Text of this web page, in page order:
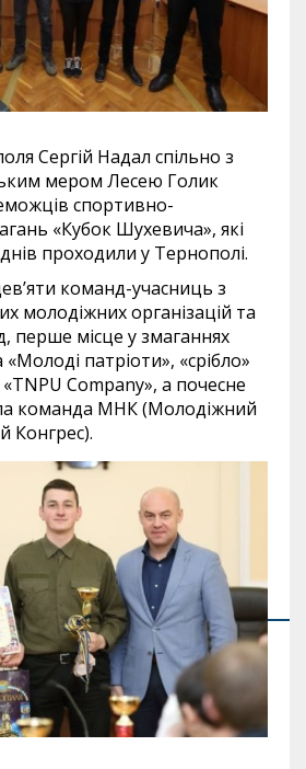
Сергій Надал спільно з
мером Лесею Голик
спортивно-
«Кубок Шухевича», які
проходили у Тернополі.
команд-учасниць з
молодіжних організацій та
перше місце у змаганнях
патріоти», «срібло»
Company», а почесне
команда МНК (Молодіжний
Конгрес).